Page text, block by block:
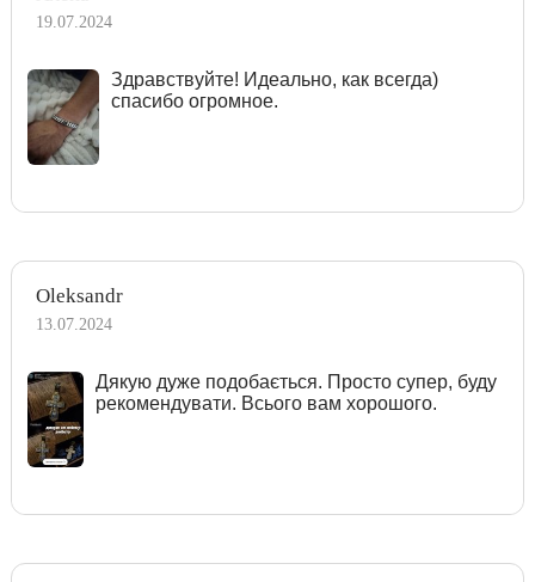
19.07.2024
Здравствуйте! Идеально, как всегда)
спасибо огромное.
Oleksandr
13.07.2024
Дякую дуже подобається. Просто супер, буду
рекомендувати. Всього вам хорошого.